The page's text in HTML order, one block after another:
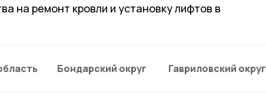
на ремонт кровли и установку лифтов в
Бондарский округ Гавриловский округ